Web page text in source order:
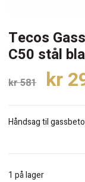
Tecos
C50 stål
kr581
var:
kr
Håndsag til
1 på lager